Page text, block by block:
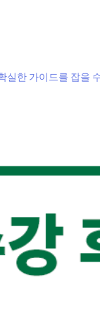
한 가이드를 잡을